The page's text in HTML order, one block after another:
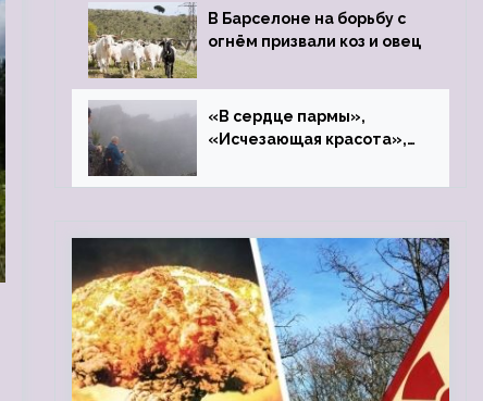
В Барселоне на борьбу с
огнём призвали коз и овец
«В сердце пармы»,
«Исчезающая красота»,